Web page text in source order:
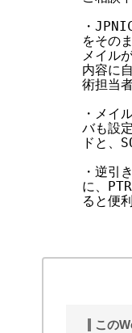
・
をその
メイル
内容に
術担当
・メイ
バも設
ドと、
・逆引
に、
ると便
この